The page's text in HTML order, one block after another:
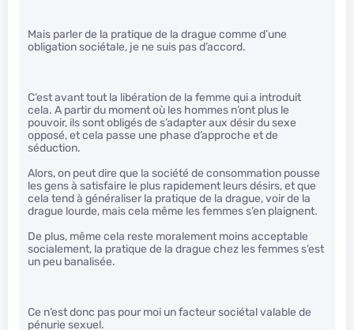
Mais parler de la pratique de la drague comme d’une
obligation sociétale, je ne suis pas d’accord.
C’est avant tout la libération de la femme qui a introduit
cela. A partir du moment où les hommes n’ont plus le
pouvoir, ils sont obligés de s’adapter aux désir du sexe
opposé, et cela passe une phase d’approche et de
séduction.
Alors, on peut dire que la société de consommation pousse
les gens à satisfaire le plus rapidement leurs désirs, et que
cela tend à généraliser la pratique de la drague, voir de la
drague lourde, mais cela même les femmes s’en plaignent.
De plus, même cela reste moralement moins acceptable
socialement, la pratique de la drague chez les femmes s’est
un peu banalisée.
Ce n’est donc pas pour moi un facteur sociétal valable de
pénurie sexuel.